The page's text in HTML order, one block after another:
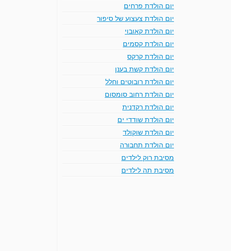
יום הולדת פרחים
יום הולדת צעצוע של סיפור
יום הולדת קאובוי
יום הולדת קסמים
יום הולדת קרקס
יום הולדת קשת בענן
יום הולדת רובוטים וחלל
יום הולדת רחוב סומסום
יום הולדת רקדנית
יום הולדת שודדי ים
יום הולדת שוקולד
יום הולדת תחבורה
מסיבת רוק לילדים
מסיבת תה לילדים